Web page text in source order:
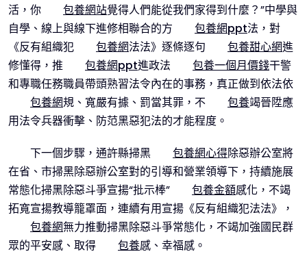
活，你
包養網站覺得人們能從我們家得到什麼？”中學與
自學、線上與線下進修相聯合的方
包養網ppt法，對
《反有組織犯
包養網法法》逐條逐句 包養甜心網進
修懂得，推
包養網ppt進政法 包養一個月價錢干警
和專職任務職員帶頭熟習法令內在的事務，真正做到依法依
包養網規、寬嚴有據、罰當其罪，不 包養竭晉陞應
用法令兵器衝擊、防范黑惡犯法的才能程度。
下一個步驟，通許縣掃黑 包養網心得除惡辦公室將
在省、市掃黑除惡辦公室對的引導和營業領導下，持續施展
常態化掃黑除惡斗爭宣揚“批示棒”
包養金額感化，不竭
拓寬宣揚教導籠罩面，連續有用宣揚《反有組織犯法法》，
包養網無力推動掃黑除惡斗爭常態化，不竭加強國民群
眾的平安感、取得
包養感、幸福感。